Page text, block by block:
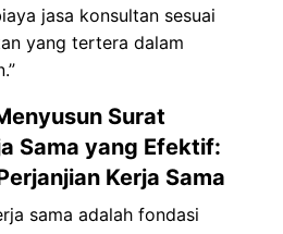
jasa konsultan sesuai
yang tertera dalam
Surat
Sama yang Efektif:
Kerja Sama
sama adalah fondasi